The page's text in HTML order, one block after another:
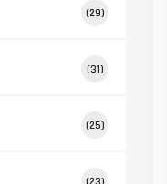
(29)
(31)
(25)